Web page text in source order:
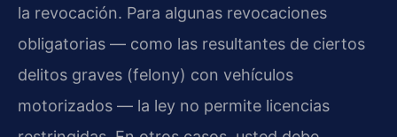
la revocación. Para algunas revocaciones
obligatorias — como las resultantes de ciertos
delitos graves (felony) con vehículos
motorizados — la ley no permite licencias